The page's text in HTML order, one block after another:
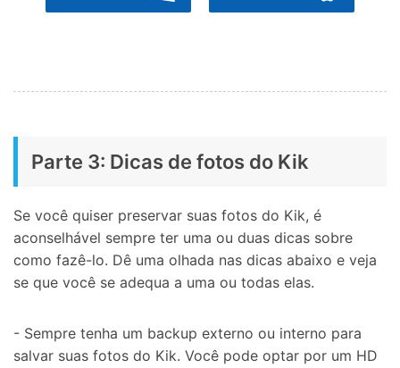
Parte 3: Dicas de fotos do Kik
Se você quiser preservar suas fotos do Kik, é
aconselhável sempre ter uma ou duas dicas sobre
como fazê-lo. Dê uma olhada nas dicas abaixo e veja
se que você se adequa a uma ou todas elas.
- Sempre tenha um backup externo ou interno para
salvar suas fotos do Kik. Você pode optar por um HD